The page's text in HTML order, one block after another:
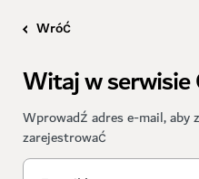
Wróć
Witaj w
Wprowadź adres e-mail, aby
zarejestrować